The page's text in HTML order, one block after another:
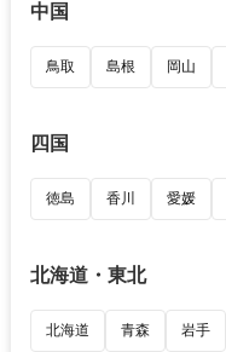
中国
鳥取 島根 岡山
四国
徳島 香川 愛媛
北海道・東北
北海道 青森 岩手